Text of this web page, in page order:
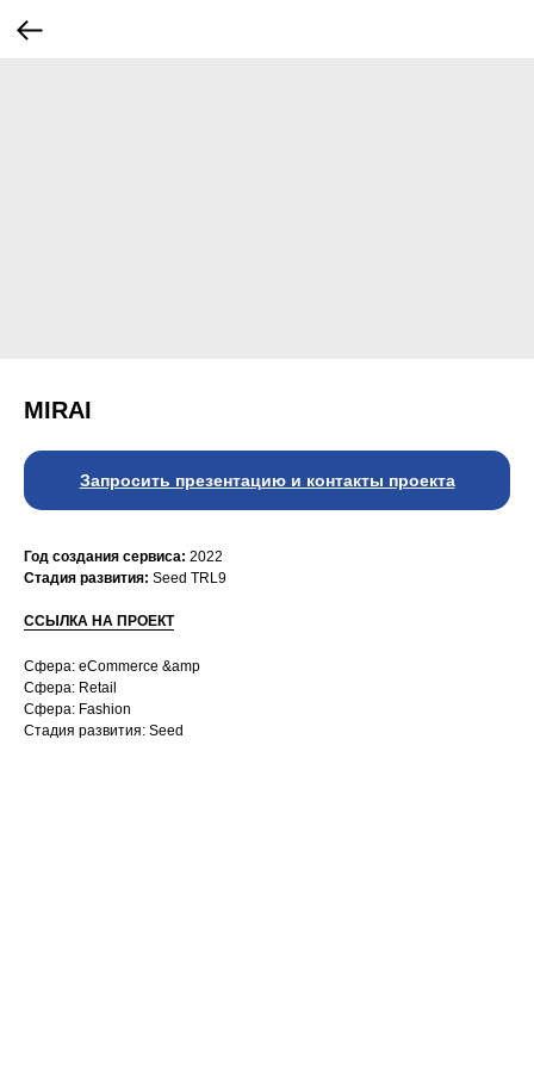
MIRAI
Запросить презентацию и контакты проекта
Год создания сервиса: 2022
Стадия развития: ⁠ Seed TRL9
ССЫЛКА НА ПРОЕКТ
Сфера: eCommerce &amp
Сфера: Retail
Сфера: Fashion
Стадия развития: Seed